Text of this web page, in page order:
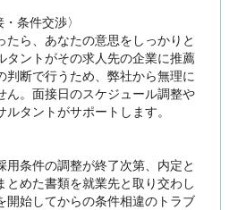
条件交渉〉
たら、あなたの意思をしっかりと
タントがその求人先の企業に推薦
判断で行うため、弊社から無理に
ん。面接日のスケジュール調整や
タントがサポートします。
用条件の調整が終了次第、内定と
とめた書類を就業先と取り交わし
開始してからの条件相違のトラブ